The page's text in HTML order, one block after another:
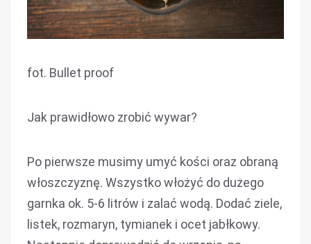
fot. Bullet proof
Jak prawidłowo zrobić wywar?
Po pierwsze musimy umyć kości oraz obraną
włoszczyznę. Wszystko włożyć do dużego
garnka ok. 5-6 litrów i zalać wodą. Dodać ziele,
listek, rozmaryn, tymianek i ocet jabłkowy.